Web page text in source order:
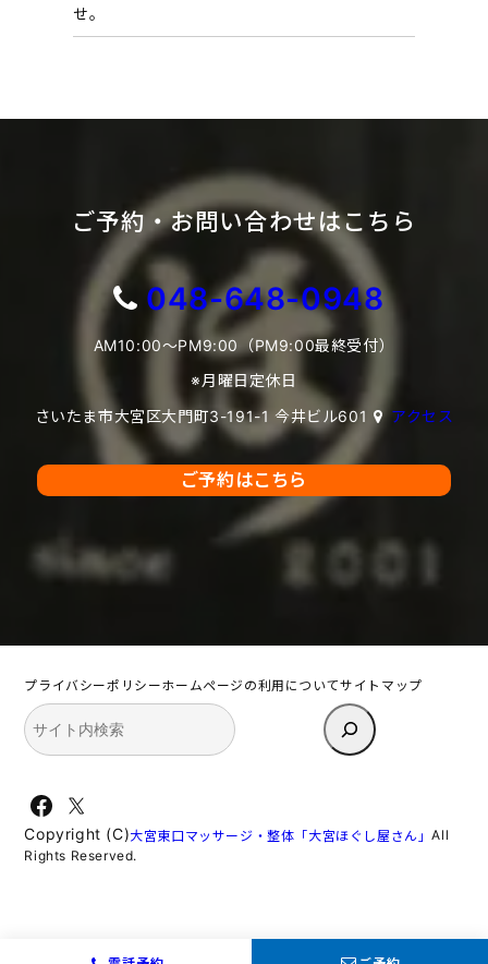
せ。
ご予約・お問い合わせはこちら
048-648-0948
AM10:00～PM9:00（PM9:00最終受付）
※月曜日定休日
さいたま市大宮区大門町3-191-1 今井ビル601
アクセス
ご予約はこちら
プライバシーポリシーホームページの利用についてサイトマップ
検
索
Facebook
X
Copyright (C)大宮東口マッサージ・整体「大宮ほぐし屋さん」All
Rights Reserved.